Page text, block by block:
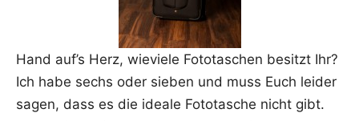
Hand auf’s Herz, wie­vie­le Foto­ta­schen besitzt Ihr?
Ich habe sechs oder sie­ben und muss Euch lei­der
sagen, dass es die idea­le Foto­ta­sche nicht gibt.